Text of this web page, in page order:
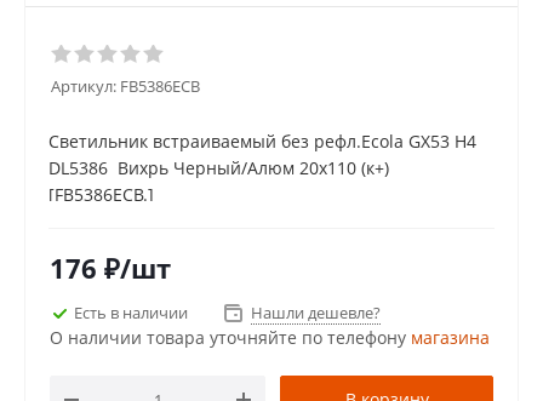
Артикул: FB5386ECB
Светильник встраиваемый без рефл.Ecola GX53 H4
DL5386 Вихрь Черный/Алюм 20x110 (к+)
[FB5386ECB.]
176 ₽/шт
Есть в наличии Нашли дешевле?
О наличии товара уточняйте по телефону магазина